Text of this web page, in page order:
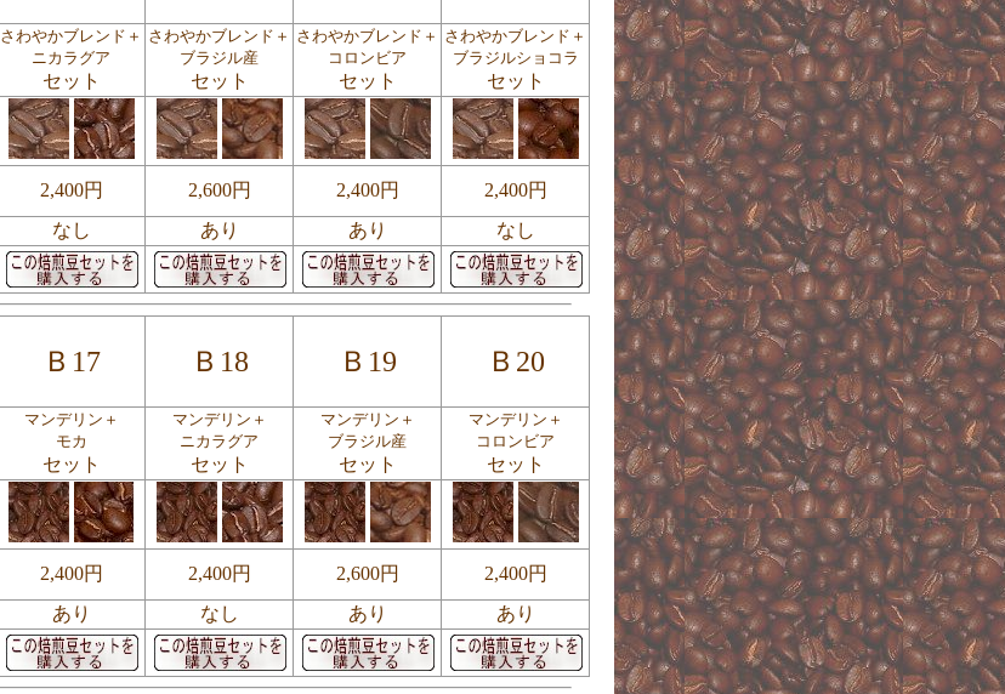
さわやかブレンド＋
ニカラグア
セット
さわやかブレンド＋
ブラジル産
セット
さわやかブレンド＋
コロンビア
セット
さわやかブレンド＋
ブラジルショコラ
セット
2,400円 2,600円 2,400円
2,400円
なし あり あり なし
Ｂ17 Ｂ18 Ｂ19 Ｂ20
マンデリン＋
モカ
セット
マンデリン＋
ニカラグア
セット
マンデリン＋
ブラジル産
セット
マンデリン＋
コロンビア
セット
2,400円 2,400円 2,600円
2,400円
あり なし あり あり